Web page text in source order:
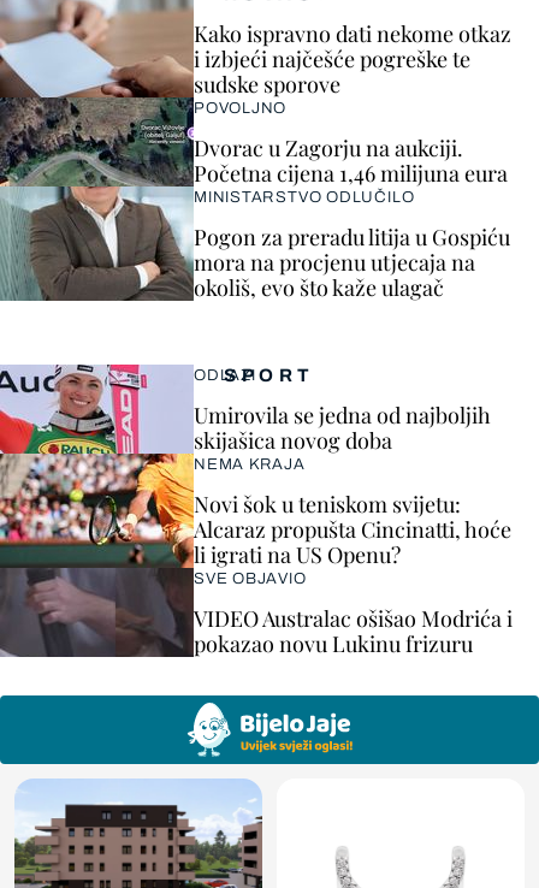
SPORT
ODLAZI
Umirovila se jedna od najboljih
skijašica novog doba
NEMA KRAJA
Novi šok u teniskom svijetu:
Alcaraz propušta Cincinatti, hoće
li igrati na US Openu?
SVE OBJAVIO
VIDEO Australac ošišao Modrića i
pokazao novu Lukinu frizuru
Kako ispravno dati nekome otkaz
i izbjeći najčešće pogreške te
sudske sporove
POVOLJNO
Dvorac u Zagorju na aukciji.
Početna cijena 1,46 milijuna eura
MINISTARSTVO ODLUČILO
Pogon za preradu litija u Gospiću
mora na procjenu utjecaja na
okoliš, evo što kaže ulagač